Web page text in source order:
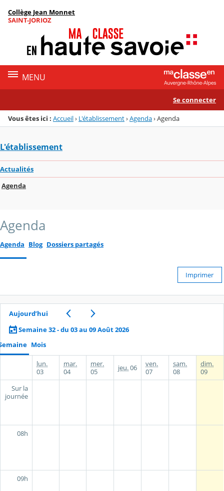
Menu de la rubrique
Contenu
Collège Jean Monnet
SAINT-JORIOZ
MENU
Se connecter
Vous êtes ici : Accueil› L'établissement›Agenda›Agenda
L'établissement
Actualités
Agenda
Agenda
Agenda Blog Dossiers partagés
Imprimer
Aujourd’hui
Semaine 32 - du 03 au 09 Août 2026
Mois
lun.
03
mar.
04
mer.
05
jeu.06
ven.
07
sam.
08
dim.
09
Sur la
journée
08h
09h